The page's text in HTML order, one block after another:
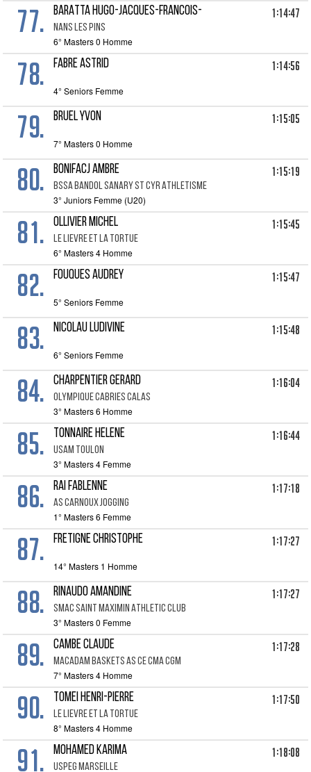
77. BARATTA HUGO-JACQUES-FRANCOIS-
NANS LES PINS
1:14:47
6° Masters 0 Homme
78. FABRE ASTRID 1:14:56
4° Seniors Femme
79. BRUEL YVON 1:15:05
7° Masters 0 Homme
80. BONIFACJ AMBRE
BSSA BANDOL SANARY ST CYR ATHLETISME
1:15:19
3° Juniors Femme (U20)
81. OLLIVIER MICHEL
LE LIEVRE ET LA TORTUE
1:15:45
6° Masters 4 Homme
82. FOUQUES AUDREY 1:15:47
5° Seniors Femme
83. NICOLAU LUDIVINE 1:15:48
6° Seniors Femme
84. CHARPENTIER GERARD
OLYMPIQUE CABRIES CALAS
1:16:04
3° Masters 6 Homme
85. TONNAIRE HELENE
USAM TOULON
1:16:44
3° Masters 4 Femme
86. RAI FABLENNE
AS CARNOUX JOGGING
1:17:18
1° Masters 6 Femme
87. FRETIGNE CHRISTOPHE 1:17:27
14° Masters 1 Homme
88. RINAUDO AMANDINE
SMAC SAINT MAXIMIN ATHLETIC CLUB
1:17:27
3° Masters 0 Femme
89. CAMBE CLAUDE
MACADAM BASKETS AS CE CMA CGM
1:17:28
7° Masters 4 Homme
90. TOMEI HENRI-PIERRE
LE LIEVRE ET LA TORTUE
1:17:50
8° Masters 4 Homme
91. MOHAMED KARIMA
USPEG MARSEILLE
1:18:08